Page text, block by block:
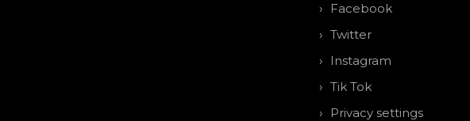
Facebook
Twitter
Instagram
Tik Tok
Privacy settings